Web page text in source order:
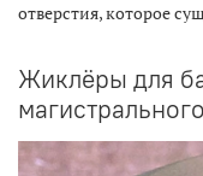
отверстия, которое
Жиклёры для